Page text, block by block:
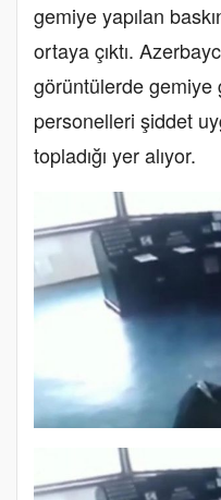
gemiye yapılan
ortaya çıktı.
görüntülerde gemiye
personelleri şiddet
topladığı yer alıyor.